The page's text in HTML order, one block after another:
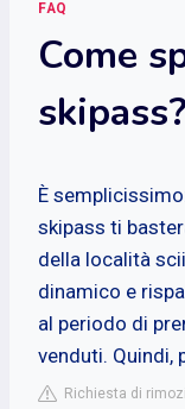
FAQ
Come
skipass?
È
skipass ti
della località
dinamico e
al periodo di
venduti. Quindi,
Richiesta di